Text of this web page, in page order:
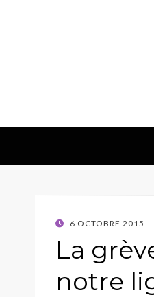
POSTED
6 OCTOBRE 2015
La
notre